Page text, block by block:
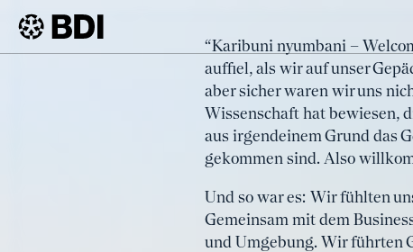
Artikel
Karibuni
“Karibuni nyumbani –
auffiel, als wir auf unser
aber sicher waren wir uns
Wissenschaft hat bewiesen,
aus irgendeinem Grund das
gekommen sind. Also
Und so war es: Wir fühlten
Gemeinsam mit dem
und Umgebung. Wir führten